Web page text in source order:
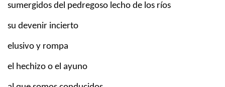
sumergidos del pedregoso lecho de los ríos
su devenir incierto
elusivo y rompa
el hechizo o el ayuno